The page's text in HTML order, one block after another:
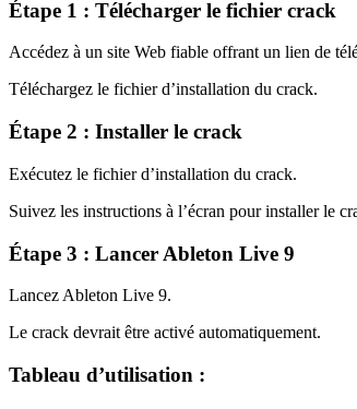
Étape 1 : Télécharger le fichier crack
Accédez à un site Web fiable offrant un lien de
Téléchargez le fichier d’installation du crack.
Étape 2 : Installer le crack
Exécutez le fichier d’installation du crack.
Suivez les instructions à l’écran pour installer le
Étape 3 : Lancer Ableton Live 9
Lancez Ableton Live 9.
Le crack devrait être activé automatiquement.
Tableau d’utilisation :